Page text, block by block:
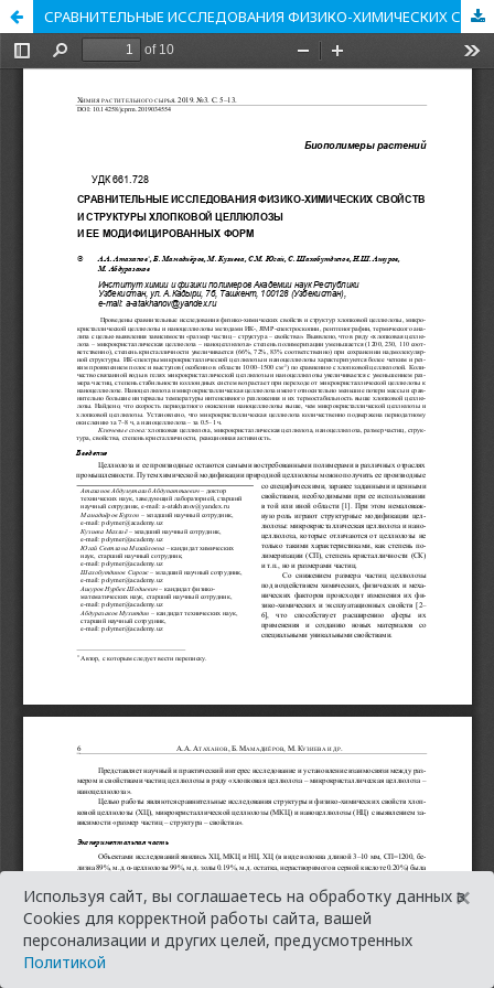
СРАВНИТЕЛЬНЫЕ ИССЛЕДОВАНИЯ ФИЗИКО-ХИМИЧЕСКИХ СВОЙСТВ И СТРУКТУРЫ ХЛОПКОВОЙ ЦЕЛЛЮЛОЗЫ И ЕЕ МОДИФИЦИРОВАННЫХ ФОРМ
Используя сайт, вы соглашаетесь на обработку данных в
Cookies для корректной работы сайта, вашей
персонализации и других целей, предусмотренных
Политикой
×